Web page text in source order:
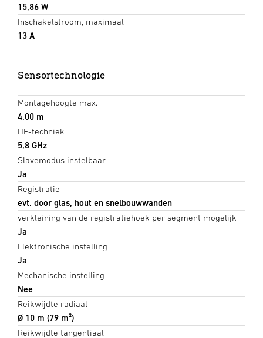
15,86 W
Inschakelstroom, maximaal
13 A
Sensortechnologie
Montagehoogte max.
4,00 m
HF-techniek
5,8 GHz
Slavemodus instelbaar
Ja
Registratie
evt. door glas, hout en snelbouwwanden
verkleining van de registratiehoek per segment mogelijk
Ja
Elektronische instelling
Ja
Mechanische instelling
Nee
Reikwijdte radiaal
Ø 10 m (79 m²)
Reikwijdte tangentiaal